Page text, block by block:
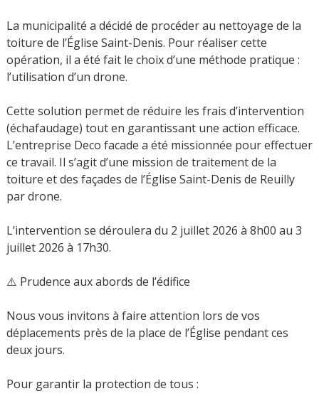
La municipalité a décidé de procéder au nettoyage de la
toiture de l’Église Saint-Denis. Pour réaliser cette
opération, il a été fait le choix d’une méthode pratique :
l’utilisation d’un drone.
Cette solution permet de réduire les frais d’intervention
(échafaudage) tout en garantissant une action efficace.
L’entreprise Deco facade a été missionnée pour effectuer
ce travail. Il s’agit d’une mission de traitement de la
toiture et des façades de l’Église Saint-Denis de Reuilly
par drone.
L’intervention se déroulera du 2 juillet 2026 à 8h00 au 3
juillet 2026 à 17h30.
⚠️ Prudence aux abords de l’édifice
Nous vous invitons à faire attention lors de vos
déplacements près de la place de l’Église pendant ces
deux jours.
Pour garantir la protection de tous :